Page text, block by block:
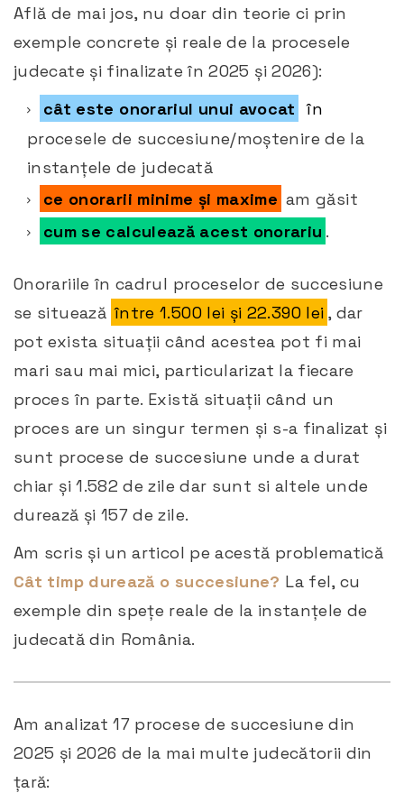
Află de mai jos, nu doar din teorie ci prin
exemple concrete și reale de la procesele
judecate și finalizate în 2025 și 2026):
cât este onorariul unui avocat în
procesele de succesiune/moștenire de la
instanțele de judecată
ce onorarii minime și maxime am găsit
cum se calculează acest onorariu .
Onorariile în cadrul proceselor de succesiune
se situează între 1.500 lei și 22.390 lei , dar
pot exista situații când acestea pot fi mai
mari sau mai mici, particularizat la fiecare
proces în parte. Există situații când un
proces are un singur termen și s-a finalizat și
sunt procese de succesiune unde a durat
chiar și 1.582 de zile dar sunt si altele unde
durează și 157 de zile.
Am scris și un articol pe acestă problematică
Cât timp durează o succesiune? La fel, cu
exemple din spețe reale de la instanțele de
judecată din România.
Am analizat 17 procese de succesiune din
2025 și 2026 de la mai multe judecătorii din
țară: